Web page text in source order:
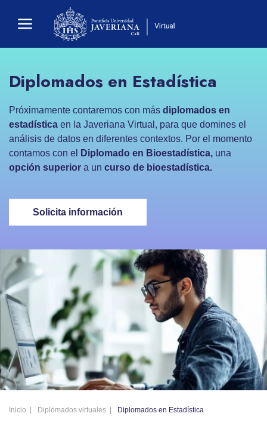
Diplomados en Estadística
Próximamente contaremos con más diplomados en
estadística en la Javeriana Virtual, para que domines el
análisis de datos en diferentes contextos. Por el momento
contamos con el
Diplomado en Bioestadística, una
opción superior a un curso de bioestadística.
Solicita información
Inicio Diplomados virtuales Diplomados en Estadística